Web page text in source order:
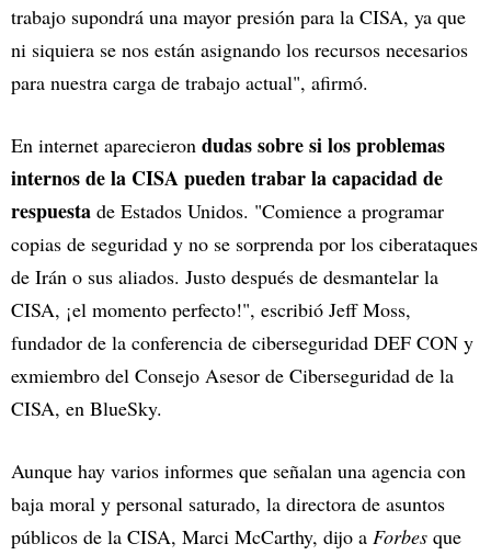
trabajo supondrá una mayor presión para la CISA, ya que
ni siquiera se nos están asignando los recursos necesarios
para nuestra carga de trabajo actual", afirmó.
En internet aparecieron dudas sobre si los problemas
internos de la CISA pueden trabar la capacidad de
respuesta de Estados Unidos. "Comience a programar
copias de seguridad y no se sorprenda por los ciberataques
de Irán o sus aliados. Justo después de desmantelar la
CISA, ¡el momento perfecto!", escribió Jeff Moss,
fundador de la conferencia de ciberseguridad DEF CON y
exmiembro del Consejo Asesor de Ciberseguridad de la
CISA, en BlueSky.
Aunque hay varios informes que señalan una agencia con
baja moral y personal saturado, la directora de asuntos
públicos de la CISA, Marci McCarthy, dijo a Forbes que